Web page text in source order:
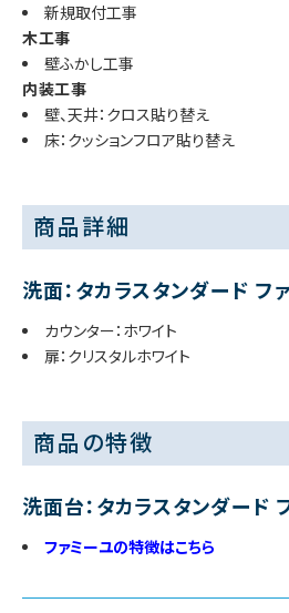
新規取付工事
木工事
壁ふかし工事
内装工事
壁、天井：クロス貼り替え
床：クッションフロア貼り替え
商品詳細
洗面：タカラスタンダード フ
カウンター：ホワイト
扉：クリスタルホワイト
商品の特徴
洗面台：タカラスタンダード
ファミーユの特徴はこちら